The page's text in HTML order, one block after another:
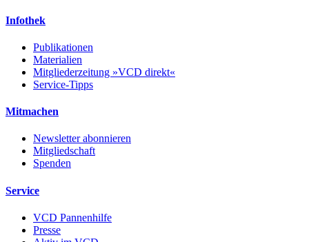
Infothek
Publikationen
Materialien
Mitgliederzeitung »VCD direkt«
Service-Tipps
Mitmachen
Newsletter abonnieren
Mitgliedschaft
Spenden
Service
VCD Pannenhilfe
Presse